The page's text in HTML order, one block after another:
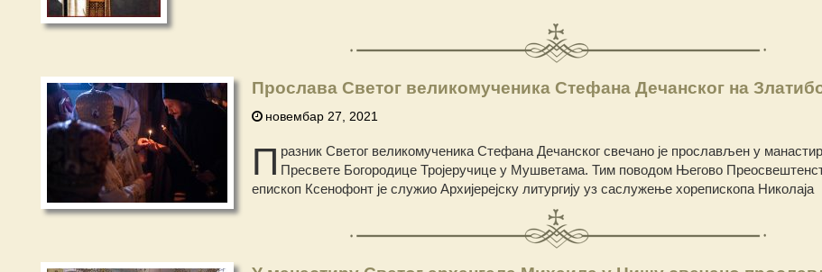
Прослава Светог великомученика Стефана Дечанског на
новембар 27, 2021
П разник Светог великомученика Стефана Дечанског свечано је прослављен у
Пресвете Богородице Тројеручице у Мушветама. Тим поводом Његово
епископ Ксенофонт је служио Архијерејску литургију уз саслужење хорепископа Николаја